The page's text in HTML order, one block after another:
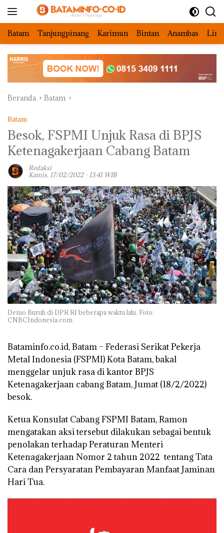
Batam Tanjungpinang Karimun Bintan Anambas
Beranda Batam
Batam
Besok, FSPMI Unjuk Rasa di BPJS
Ketenagakerjaan Cabang Batam
Redaksi
Kamis, 17/02/2022 - 13:41 WIB
Demo Buruh di DPR RI beberapa waktu lalu. Foto:
CNBCIndonesia.com
Bataminfo.co.id, Batam – Federasi Serikat Pekerja
Metal Indonesia (FSPMI) Kota Batam, bakal
menggelar unjuk rasa di kantor BPJS
Ketenagakerjaan cabang Batam, Jumat (18/2/2022)
besok.
Ketua Konsulat Cabang FSPMI Batam, Ramon
mengatakan aksi tersebut dilakukan sebagai bentuk
penolakan terhadap Peraturan Menteri
Ketenagakerjaan Nomor 2 tahun 2022 tentang Tata
Cara dan Persyaratan Pembayaran Manfaat Jaminan
Hari Tua.